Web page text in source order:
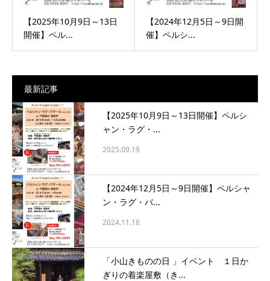
【2025年10月9日～13日
開催】ペル...
【2024年12月5日～9日開
催】ペルシ...
最新記事
【2025年10月9日～13日開催】ペルシ
ャン・ラグ・...
2025.09.19
【2024年12月5日～9日開催】ペルシャ
ン・ラグ・バ...
2024.11.18
「小山きものの日 」イベント １日か
ぎりの着楽屋敷（き...